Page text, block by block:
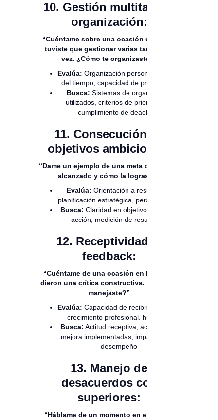
10. Gestión multitarea y
organización:
“Cuéntame sobre una ocasión en la que
tuviste que gestionar varias tareas a la
vez. ¿Cómo te organizaste?”
Evalúa: Organización personal, gestión
del tiempo, capacidad de priorización
Busca: Sistemas de organización
utilizados, criterios de priorización,
cumplimiento de deadlines
11. Consecución de
objetivos ambiciosos:
“Dame un ejemplo de una meta que hayas
alcanzado y cómo la lograste.”
Evalúa: Orientación a resultados,
planificación estratégica, perseverancia
Busca: Claridad en objetivos, plan de
acción, medición de resultados
12. Receptividad al
feedback:
“Cuéntame de una ocasión en la que te
dieron una crítica constructiva. ¿Cómo la
manejaste?”
Evalúa: Capacidad de recibir feedback,
crecimiento profesional, humildad
Busca: Actitud receptiva, acciones de
mejora implementadas, impacto en el
desempeño
13. Manejo de
desacuerdos con
superiores:
“Háblame de un momento en el que no